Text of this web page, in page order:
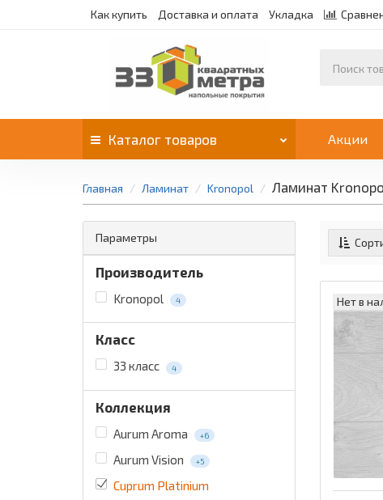
Как купить Доставка и оплата Укладка
Каталог товаров Акции
Главная Ламинат Kronopol Ламинат
Параметры
Производитель
Kronopol 4
Класс
33 класс 4
Коллекция
Aurum Aroma +6
Aurum Vision +5
Cuprum Platinium
Нет в